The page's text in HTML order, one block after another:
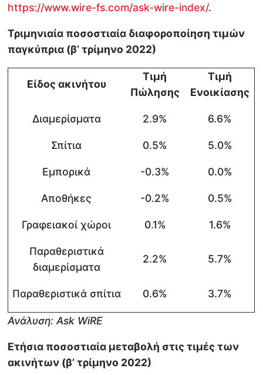
https://www.wire-fs.com/ask-wire-index/.
Τριμηνιαία ποσοστιαία διαφοροποίηση τιμών
παγκύπρια (β’ τρίμηνο 2022)
Είδος ακινήτου
Τιμή
Πώλησης
Τιμή
Ενοικίασης
Διαμερίσματα 2.9% 6.6%
Σπίτια 0.5% 5.0%
Εμπορικά -0.3% 0.0%
Αποθήκες -0.2% 0.5%
Γραφειακοί χώροι 0.1% 1.6%
Παραθεριστικά
διαμερίσματα
2.2% 5.7%
Παραθεριστικά σπίτια 0.6% 3.7%
Ανάλυση:Ask WiRE
Ετήσια ποσοστιαία μεταβολή στις τιμές των
ακινήτων (β’ τρίμηνο 2022)